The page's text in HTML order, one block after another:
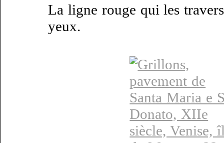
La ligne rouge qui les
yeux.